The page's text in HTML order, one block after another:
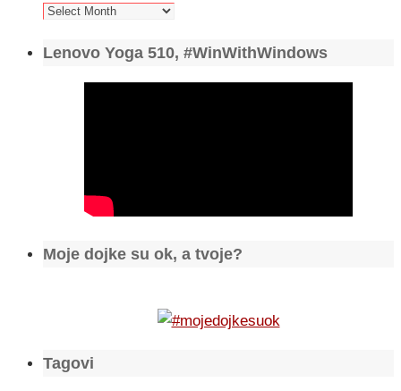
Arhiva
Lenovo Yoga 510, #WinWithWindows
Moje dojke su ok, a tvoje?
Tagovi